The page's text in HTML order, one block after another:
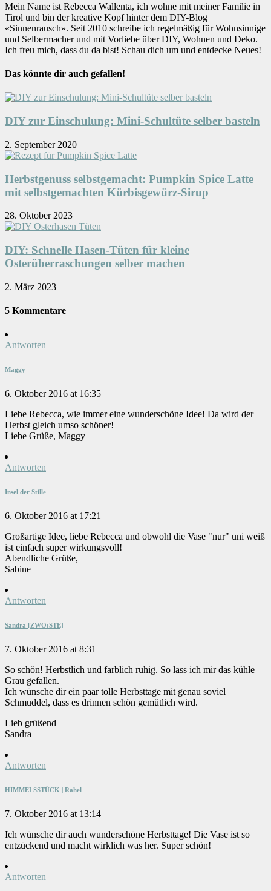
Mein Name ist Rebecca Wallenta, ich wohne mit meiner Familie in
Tirol und bin der kreative Kopf hinter dem DIY-Blog
«Sinnenrausch». Seit 2010 schreibe ich regelmäßig für Wohnsinnige
und Selbermacher und mit Vorliebe über DIY, Wohnen und Deko.
Ich freu mich, dass du da bist! Schau dich um und entdecke Neues!
Das könnte dir auch gefallen!
DIY zur Einschulung: Mini-Schultüte selber basteln
2. September 2020
Herbstgenuss selbstgemacht: Pumpkin Spice Latte
mit selbstgemachten Kürbisgewürz-Sirup
28. Oktober 2023
DIY: Schnelle Hasen-Tüten für kleine
Osterüberraschungen selber machen
2. März 2023
5 Kommentare
Antworten
Maggy
6. Oktober 2016 at 16:35
Liebe Rebecca, wie immer eine wunderschöne Idee! Da wird der
Herbst gleich umso schöner!
Liebe Grüße, Maggy
Antworten
Insel der Stille
6. Oktober 2016 at 17:21
Großartige Idee, liebe Rebecca und obwohl die Vase "nur" uni weiß
ist einfach super wirkungsvoll!
Abendliche Grüße,
Sabine
Antworten
Sandra [ZWO:STE]
7. Oktober 2016 at 8:31
So schön! Herbstlich und farblich ruhig. So lass ich mir das kühle
Grau gefallen.
Ich wünsche dir ein paar tolle Herbsttage mit genau soviel
Schmuddel, dass es drinnen schön gemütlich wird.
Lieb grüßend
Sandra
Antworten
HIMMELSSTÜCK | Rahel
7. Oktober 2016 at 13:14
Ich wünsche dir auch wunderschöne Herbsttage! Die Vase ist so
entzückend und macht wirklich was her. Super schön!
Antworten